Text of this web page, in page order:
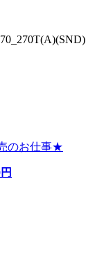
のお仕事★
円